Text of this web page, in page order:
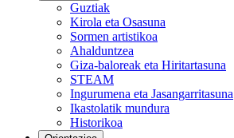
Guztiak
Kirola eta Osasuna
Sormen artistikoa
Ahalduntzea
Giza-baloreak eta Hiritartasuna
STEAM
Ingurumena eta Jasangarritasuna
Ikastolatik mundura
Historikoa